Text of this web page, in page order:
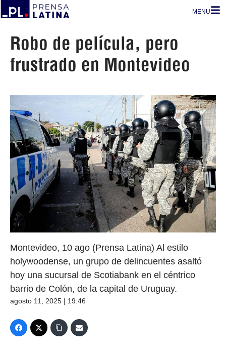
MENU
Robo de película, pero
frustrado en Montevideo
Montevideo, 10 ago (Prensa Latina) Al estilo
holywoodense, un grupo de delincuentes asaltó
hoy una sucursal de Scotiabank en el céntrico
barrio de Colón, de la capital de Uruguay.
agosto 11, 2025 | 19:46